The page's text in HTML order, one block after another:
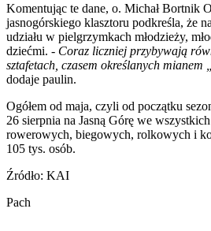
Komentując te dane, o. Michał Bortnik
jasnogórskiego klasztoru podkreśla, że
udziału w pielgrzymkach młodzieży,
dziećmi. - Coraz liczniej przybywają
sztafetach, czasem określanych mianem
dodaje paulin.
Ogółem od maja, czyli od początku
26 sierpnia na Jasną Górę we
rowerowych, biegowych, rolkowych i
105 tys. osób.
Źródło: KAI
Pach